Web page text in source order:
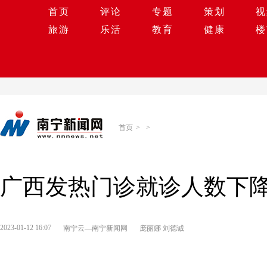
首页 评论 专题 策划
旅游
乐活 教育 健康
首页 > >
广西发热门诊就诊人数下
2023-01-12 16:07 南宁云—南宁新闻网 庞丽娜 刘德诚